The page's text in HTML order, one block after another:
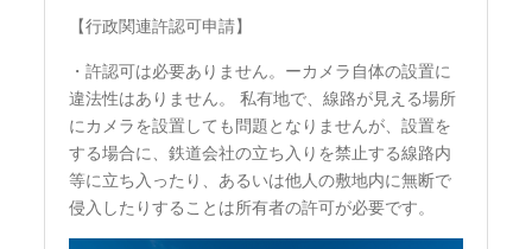
【行政関連許認可申請】
・許認可は必要ありません。ーカメラ自体の設置に
違法性はありません。 私有地で、線路が見える場所
にカメラを設置しても問題となりませんが、設置を
する場合に、鉄道会社の立ち入りを禁止する線路内
等に立ち入ったり、あるいは他人の敷地内に無断で
侵入したりすることは所有者の許可が必要です。